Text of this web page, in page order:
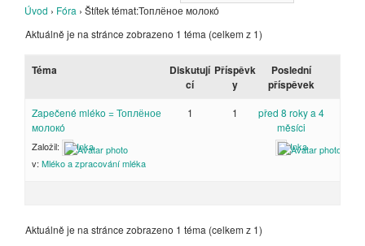
Úvod › Fóra › Štítek témat:Топлёное молоко́
Aktuálně je na stránce zobrazeno 1 téma (celkem z 1)
Téma
Diskutují
cí
Příspěvk
y
Poslední
příspěvek
Zapečené mléko = Топлёное
молоко́
Založil:
Inka
v: Mléko a zpracování mléka
1 1
před 8 roky a 4
měsíci
Inka
Aktuálně je na stránce zobrazeno 1 téma (celkem z 1)